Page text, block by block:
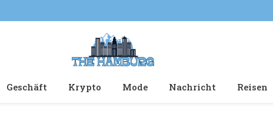
Geschäft Krypto Mode Nachricht Reisen